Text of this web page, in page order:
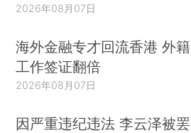
2026年08月07日
海外金融专才回流香港 外籍
工作签证翻倍
2026年08月07日
因严重违纪违法 李云泽被罢